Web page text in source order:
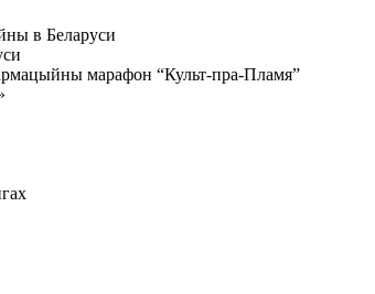
в Беларуси
марафон “Культ-пра-Пламя”